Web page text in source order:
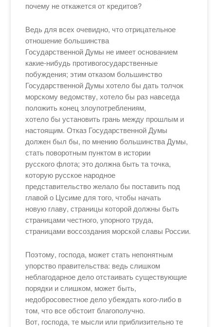
почему не откажется от кредитов?
Ведь для всех очевидно, что отрицательное
отношение большинства
Государственной Думы не имеет основанием
какие-нибудь противогосударственные
побуждения; этим отказом большинство
Государственной Думы хотело бы дать толчок
морскому ведомству, хотело бы раз навсегда
положить конец злоупотреблениям,
хотело бы установить грань между прошлым и
настоящим. Отказ Государственной Думы
должен был бы, по мнению большинства Думы,
стать поворотным пунктом в истории
русского флота; это должна быть та точка,
которую русское народное
представительство желало бы поставить под
главой о Цусиме для того, чтобы начать
новую главу, страницы которой должны быть
страницами честного, упорного труда,
страницами воссоздания морской славы России.
Поэтому, господа, может стать непонятным
упорство правительства: ведь слишком
неблагодарное дело отстаивать существующие
порядки и слишком, может быть,
недобросовестное дело убеждать кого-либо в
том, что все обстоит благополучно.
Вот, господа, те мысли или приблизительно те